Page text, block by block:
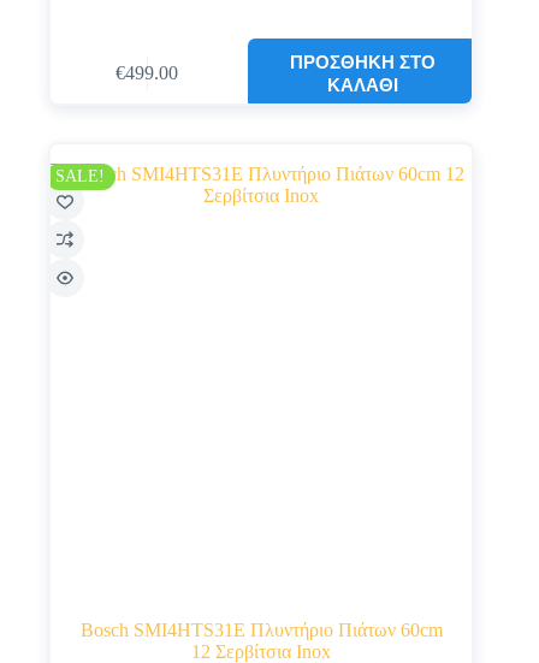
Original
€499.00
Η
€499.00.
ΠΡΟΣΘΉΚΗ ΣΤΟ
ΚΑΛΆΘΙ
SALE!
Bosch SMI4HTS31E Πλυντήριο Πιάτων 60cm
12 Σερβίτσια Inox